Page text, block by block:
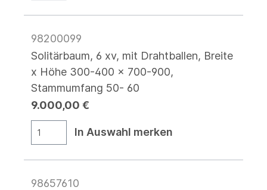
98200099
Solitärbaum, 6 xv, mit Drahtballen, Breite
x Höhe 300-400 x 700-900,
Stammumfang 50- 60
9.000,00 €
In Auswahl merken
98657610